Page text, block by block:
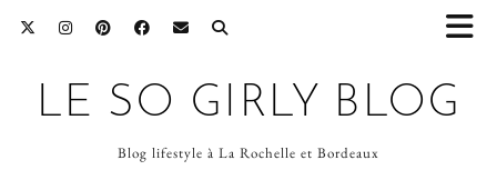
LE SO GIRLY BLOG
Blog lifestyle à La Rochelle et Bordeaux